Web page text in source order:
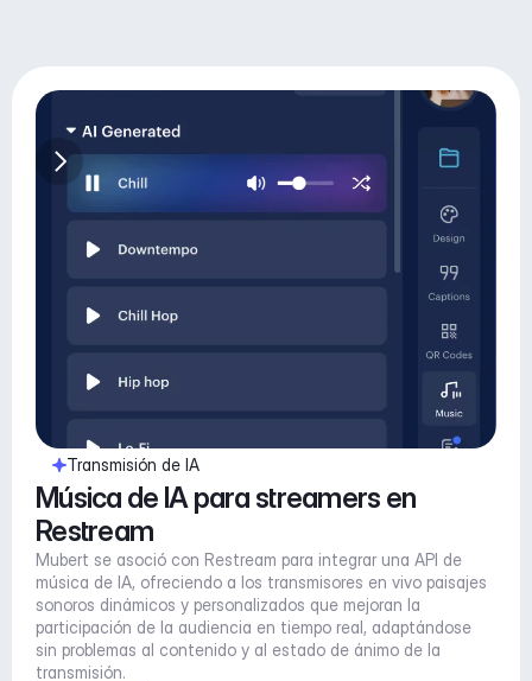
Transmisión de IA
Música de IA para streamers en
Restream
Mubert se asoció con Restream para integrar una API de
música de IA, ofreciendo a los transmisores en vivo paisajes
sonoros dinámicos y personalizados que mejoran la
participación de la audiencia en tiempo real, adaptándose
sin problemas al contenido y al estado de ánimo de la
transmisión.